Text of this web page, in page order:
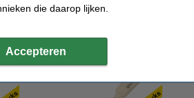
die daarop lijken.
Accepteren